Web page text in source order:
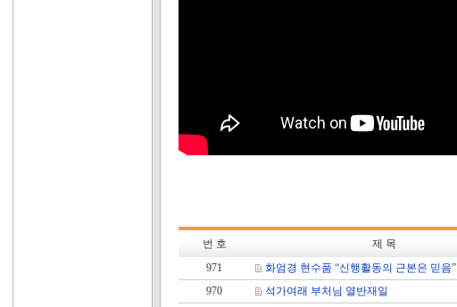
번 호 제 목
971
화엄경 현수품 “신행활동의 근본은 믿음”
970
석가여래 부처님 열반재일